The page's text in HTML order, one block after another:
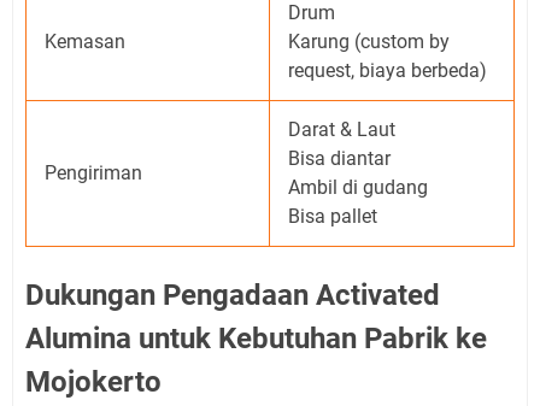
Kemasan
Drum
Karung (custom by
request, biaya berbeda)
Pengiriman
Darat & Laut
Bisa diantar
Ambil di gudang
Bisa pallet
Dukungan Pengadaan Activated
Alumina untuk Kebutuhan Pabrik ke
Mojokerto